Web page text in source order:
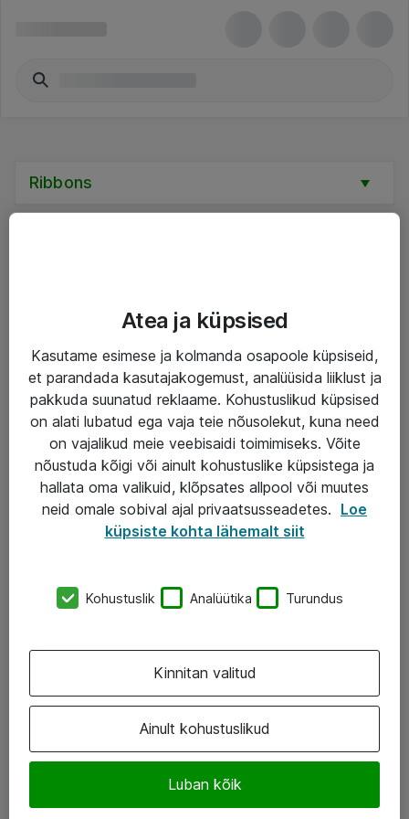
Ribbons
IT taristu
Haldusteenused
Garantii
Turva- ja nõrkvoolulahendused
AS ATEA
Atea kontaktid
Jälgi meid
LinkedIn
Atea ja küpsised
Kasutame esimese ja kolmanda osapoole küpsiseid,
et parandada kasutajakogemust, analüüsida liiklust ja
pakkuda suunatud reklaame. Kohustuslikud küpsised
on alati lubatud ega vaja teie nõusolekut, kuna need
on vajalikud meie veebisaidi toimimiseks. Võite
nõustuda kõigi või ainult kohustuslike küpsistega ja
hallata oma valikuid, klõpsates allpool või muutes
neid omale sobival ajal privaatsusseadetes. Loe
küpsiste kohta lähemalt siit
Kohustuslik Analüütika Turundus
Ainult kohustuslikud
Luban kõik
Kinnitan valitud